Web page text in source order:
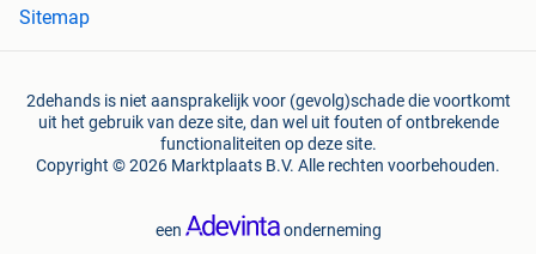
Sitemap
2dehands is niet aansprakelijk voor (gevolg)schade die voortkomt
uit het gebruik van deze site, dan wel uit fouten of ontbrekende
functionaliteiten op deze site.
Copyright © 2026 Marktplaats B.V. Alle rechten voorbehouden.
een onderneming